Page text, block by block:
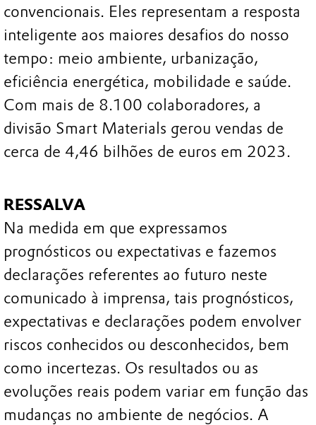
convencionais. Eles representam a resposta
inteligente aos maiores desafios do nosso
tempo: meio ambiente, urbanização,
eficiência energética, mobilidade e saúde.
Com mais de 8.100 colaboradores, a
divisão Smart Materials gerou vendas de
cerca de 4,46 bilhões de euros em 2023.
RESSALVA
Na medida em que expressamos
prognósticos ou expectativas e fazemos
declarações referentes ao futuro neste
comunicado à imprensa, tais prognósticos,
expectativas e declarações podem envolver
riscos conhecidos ou desconhecidos, bem
como incertezas. Os resultados ou as
evoluções reais podem variar em função das
mudanças no ambiente de negócios. A